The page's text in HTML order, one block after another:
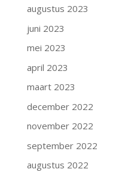
augustus 2023
juni 2023
mei 2023
april 2023
maart 2023
december 2022
november 2022
september 2022
augustus 2022